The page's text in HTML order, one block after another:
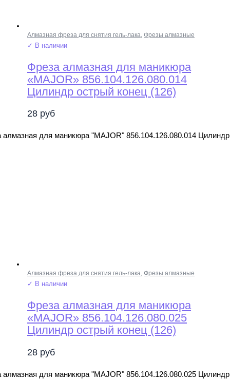
Алмазная фреза для снятия гель-лака, Фрезы алмазные
✓ В наличии
Фреза алмазная для маникюра
«MAJOR» 856.104.126.080.014
Цилиндр острый конец (126)
28 руб
алмазная для маникюра "MAJOR" 856.104.126.080.014
Алмазная фреза для снятия гель-лака, Фрезы алмазные
✓ В наличии
Фреза алмазная для маникюра
«MAJOR» 856.104.126.080.025
Цилиндр острый конец (126)
28 руб
алмазная для маникюра "MAJOR" 856.104.126.080.025